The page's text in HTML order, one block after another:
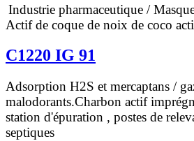
Industrie pharmaceutique /
Actif de coque de noix de coco
C1220 IG 91
Adsorption H2S et mercaptans /
malodorants.Charbon actif
station d'épuration , postes de
septiques